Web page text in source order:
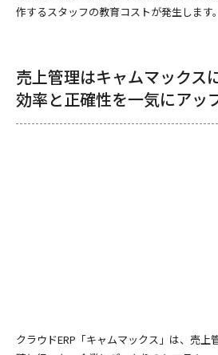
作するスタッフの教育コストが発生します。
売上管理はキャムマックス
効率と正確性を一気にアッ
クラウドERP「キャムマックス」は、売上